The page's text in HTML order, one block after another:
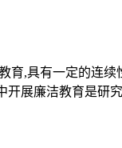
育,具有一定的连
开展廉洁教育是研